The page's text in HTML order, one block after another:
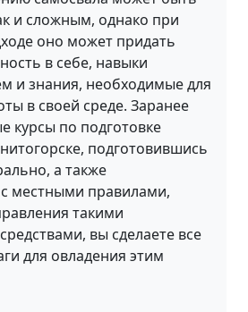
и сложным, однако при
оно может придать
в себе, навыки
и знания, необходимые для
в своей среде. Заранее
курсы по подготовке
подготовившись
а также
местными правилами,
такими
вы сделаете все
для овладения этим